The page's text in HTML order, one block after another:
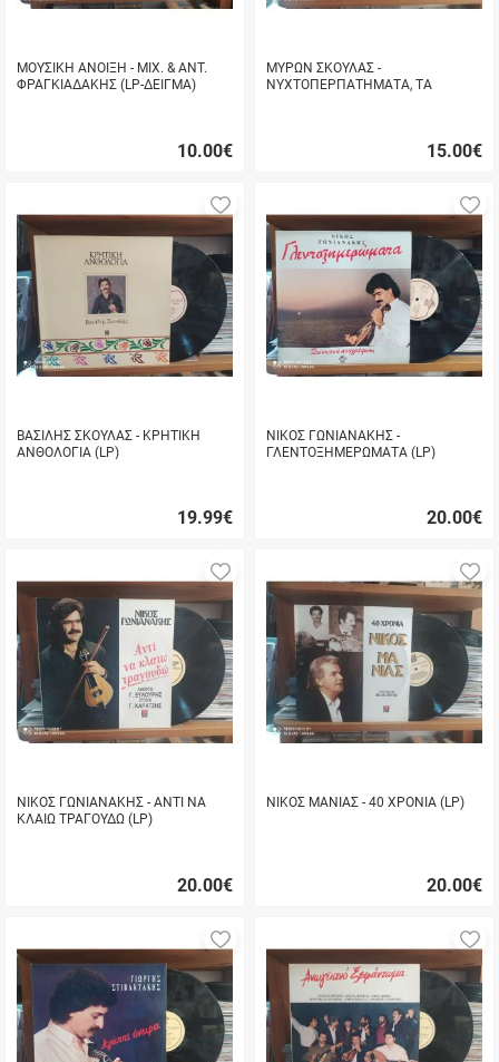
ΜΟΥΣΙΚΗ ΑΝΟΙΞΗ - ΜΙΧ. & ΑΝΤ.
ΦΡΑΓΚΙΑΔΑΚΗΣ (LP-ΔΕΙΓΜΑ)
10.00€
ΜΥΡΩΝ ΣΚΟΥΛΑΣ -
ΝΥΧΤΟΠΕΡΠΑΤΗΜΑΤΑ, ΤΑ
15.00€
ΒΑΣΙΛΗΣ ΣΚΟΥΛΑΣ - ΚΡΗΤΙΚΗ
ΑΝΘΟΛΟΓΙΑ (LP)
19.99€
Προσθήκη
στα
αγαπημένα
μου
ΝΙΚΟΣ ΓΩΝΙΑΝΑΚΗΣ -
ΓΛΕΝΤΟΞΗΜΕΡΩΜΑΤΑ (LP)
20.00€
ΝΙΚΟΣ ΓΩΝΙΑΝΑΚΗΣ - ΑΝΤΙ ΝΑ
ΚΛΑΙΩ ΤΡΑΓΟΥΔΩ (LP)
20.00€
Προσθήκη
στα
αγαπημένα
μου
ΝΙΚΟΣ ΜΑΝΙΑΣ - 40 ΧΡΟΝΙΑ (LP)
20.00€
Προσθήκη
στα
αγαπημένα
μου